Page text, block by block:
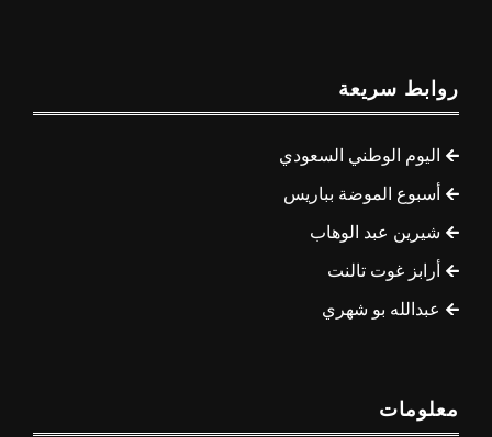
روابط سريعة
اليوم الوطني السعودي
أسبوع الموضة بباريس
شيرين عبد الوهاب
أرابز غوت تالنت
عبدالله بو شهري
معلومات